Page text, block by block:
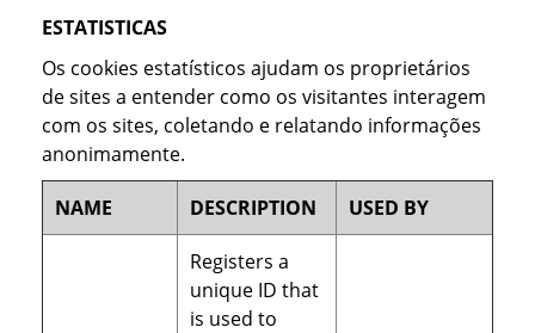
ESTATISTICAS
Os cookies estatísticos ajudam os proprietários
de sites a entender como os visitantes interagem
com os sites, coletando e relatando informações
anonimamente.
NAME DESCRIPTION USED BY
Registers a
unique ID that
is used to